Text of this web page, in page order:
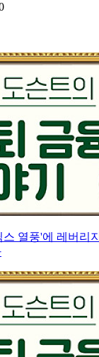
스 열풍'에 레버리